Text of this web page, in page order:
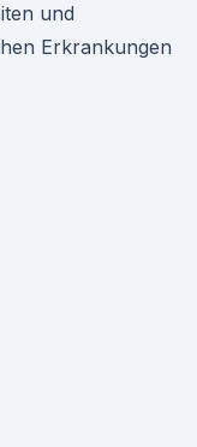
und
Erkrankungen